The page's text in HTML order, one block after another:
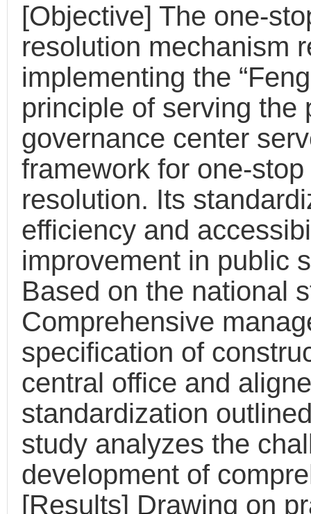
[Objective] The one-
resolution mechanism
implementing the
principle of serving the
governance center
framework for one-
resolution. Its
efficiency and
improvement in public
Based on the national
Comprehensive
specification of
central office and
standardization
study analyzes the
development of
[Results] Drawing on